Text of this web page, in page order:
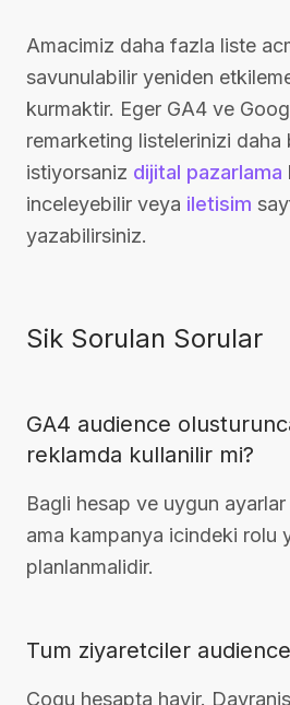
Amacimiz daha fazla liste
savunulabilir yeniden
kurmaktir. Eger GA4 ve
remarketing listelerinizi daha
istiyorsaniz dijital pazarlama
inceleyebilir veya iletisim
yazabilirsiniz.
Sik Sorulan Sorular
GA4 audience
reklamda kullanilir mi?
Bagli hesap ve uygun
ama kampanya icindeki rolu
planlanmalidir.
Tum ziyaretciler
Cogu hesapta hayir.